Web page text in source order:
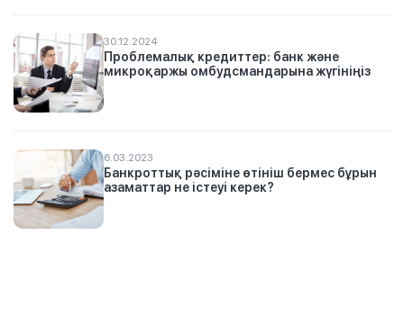
30.12.2024
Проблемалық кредиттер: банк және
микроқаржы омбудсмандарына жүгініңіз
6.03.2023
Банкроттық рәсіміне өтініш бермес бұрын
азаматтар не істеуі керек?